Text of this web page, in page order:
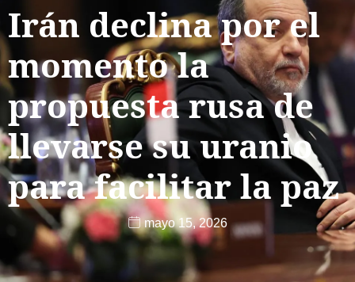
Irán declina por el
momento la
propuesta rusa de
llevarse su uranio
para facilitar la paz
mayo 15, 2026